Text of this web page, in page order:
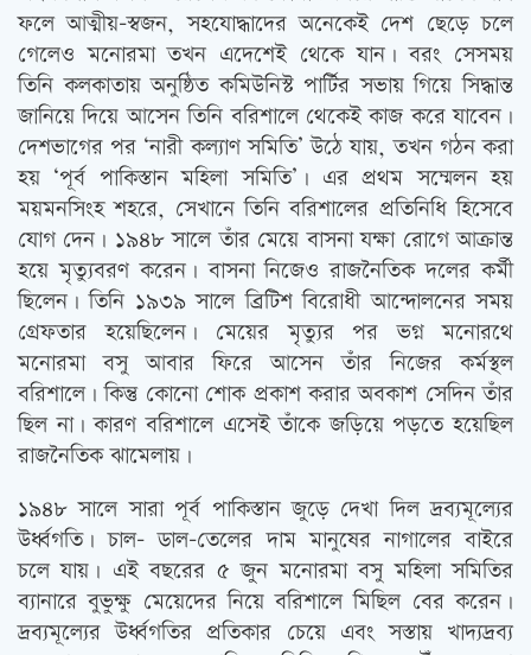
ফলে আত্মীয়-স্বজন, সহযোদ্ধাদের অনেকেই দেশ ছেড়ে চলে
গেলেও মনোরমা তখন এদেশেই থেকে যান। বরং সেসময়
তিনি কলকাতায় অনুষ্ঠিত কমিউনিস্ট পার্টির সভায় গিয়ে সিদ্ধান্ত
জানিয়ে দিয়ে আসেন তিনি বরিশালে থেকেই কাজ করে যাবেন।
দেশভাগের পর ‘নারী কল্যাণ সমিতি’ উঠে যায়, তখন গঠন করা
হয় ‘পূর্ব পাকিস্তান মহিলা সমিতি’। এর প্রথম সম্মেলন হয়
ময়মনসিংহ শহরে, সেখানে তিনি বরিশালের প্রতিনিধি হিসেবে
যোগ দেন। ১৯৪৮ সালে তাঁর মেয়ে বাসনা যক্ষা রোগে আক্রান্ত
হয়ে মৃত্যুবরণ করেন। বাসনা নিজেও রাজনৈতিক দলের কর্মী
ছিলেন। তিনি ১৯৩৯ সালে ব্রিটিশ বিরোধী আন্দোলনের সময়
গ্রেফতার হয়েছিলেন। মেয়ের মৃত্যুর পর ভগ্ন মনোরথে
মনোরমা বসু আবার ফিরে আসেন তাঁর নিজের কর্মস্থল
বরিশালে। কিন্তু কোনো শোক প্রকাশ করার অবকাশ সেদিন তাঁর
ছিল না। কারণ বরিশালে এসেই তাঁকে জড়িয়ে পড়তে হয়েছিল
রাজনৈতিক ঝামেলায়।
১৯৪৮ সালে সারা পূর্ব পাকিস্তান জুড়ে দেখা দিল দ্রব্যমূল্যের
উর্ধ্বগতি। চাল- ডাল-তেলের দাম মানুষের নাগালের বাইরে
চলে যায়। এই বছরের ৫ জুন মনোরমা বসু মহিলা সমিতির
ব্যানারে বুভুক্ষু মেয়েদের নিয়ে বরিশালে মিছিল বের করেন।
দ্রব্যমূল্যের উর্ধ্বগতির প্রতিকার চেয়ে এবং সস্তায় খাদ্যদ্রব্য